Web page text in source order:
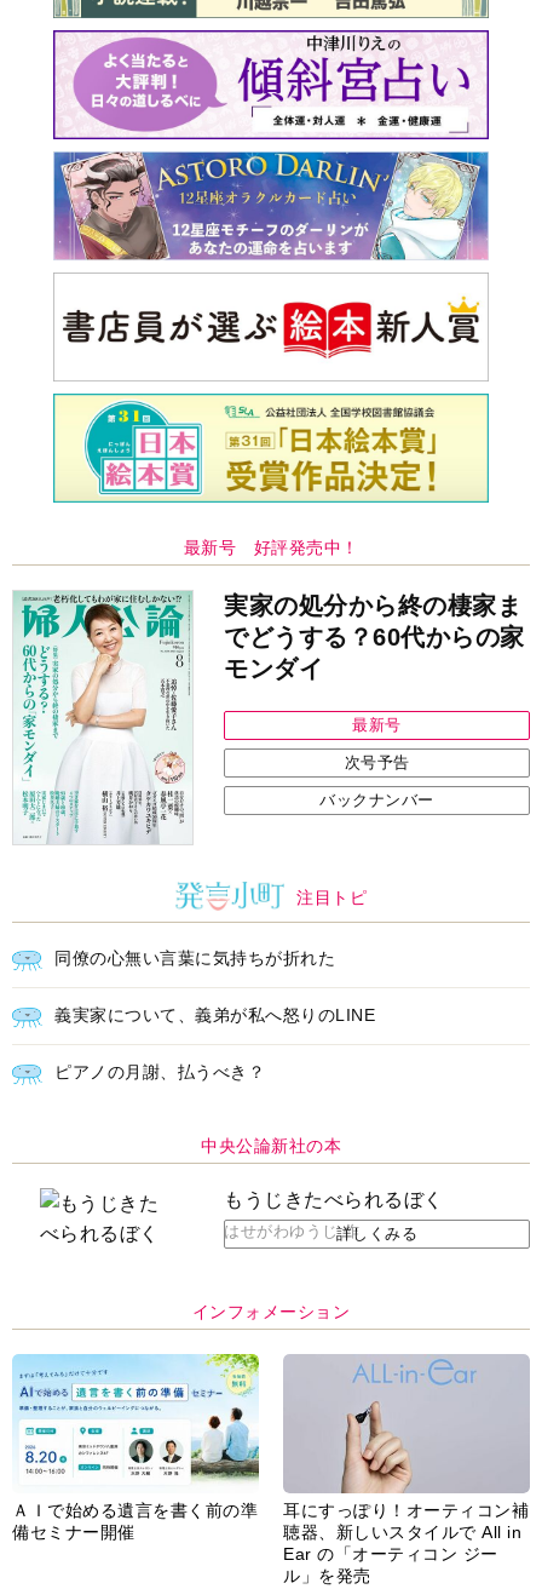
最新号 好評発売中！
実家の処分から終の棲家ま
でどうする？60代からの家
モンダイ
最新号
次号予告
バックナンバー
注目トピ
同僚の心無い言葉に気持ちが折れた
義実家について、義弟が私へ怒りのLINE
ピアノの月謝、払うべき？
中央公論新社の本
もうじきたべられるぼく
はせがわゆうじ 作詳しくみる
インフォメーション
ＡＩで始める遺言を書く前の準
備セミナー開催
耳にすっぽり！オーティコン補
聴器、新しいスタイルで All in
Ear の「オーティコン ジー
ル」を発売